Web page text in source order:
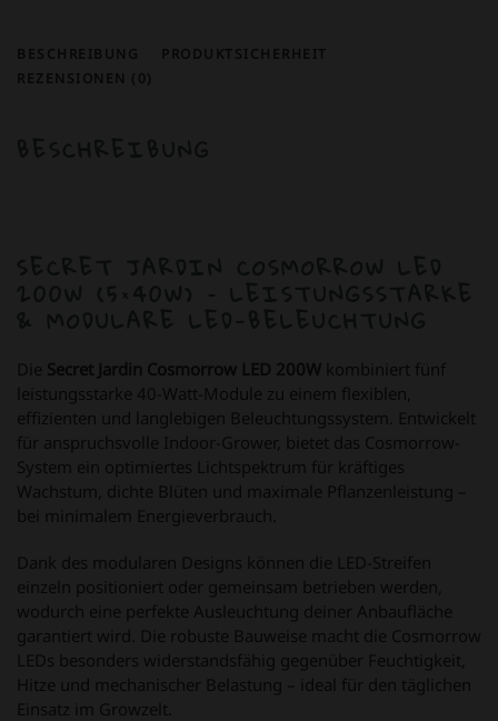
Watt
Menge
BESCHREIBUNG
PRODUKTSICHERHEIT
REZENSIONEN (0)
Die Secret Jardin Cosmorrow LED 200W kombiniert fünf
leistungsstarke 40-Watt-Module zu einem flexiblen,
effizienten und langlebigen Beleuchtungssystem. Entwickelt
für anspruchsvolle Indoor-Grower, bietet das Cosmorrow-
System ein optimiertes Lichtspektrum für kräftiges
Wachstum, dichte Blüten und maximale Pflanzenleistung –
bei minimalem Energieverbrauch.
Dank des modularen Designs können die LED-Streifen
einzeln positioniert oder gemeinsam betrieben werden,
wodurch eine perfekte Ausleuchtung deiner Anbaufläche
garantiert wird. Die robuste Bauweise macht die Cosmorrow
LEDs besonders widerstandsfähig gegenüber Feuchtigkeit,
Hitze und mechanischer Belastung – ideal für den täglichen
Einsatz im Growzelt.